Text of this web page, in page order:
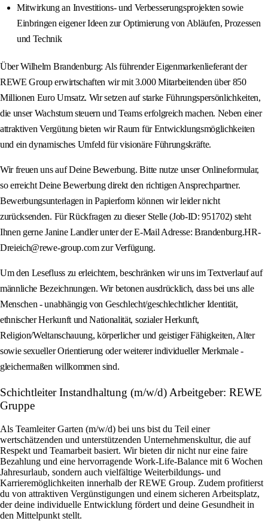
Mitwirkung an Investitions- und Verbesserungsprojekten sowie
Einbringen eigener Ideen zur Optimierung von Abläufen, Prozessen
und Technik
Über Wilhelm Brandenburg: Als führender Eigenmarkenlieferant der
REWE Group erwirtschaften wir mit 3.000 Mitarbeitenden über 850
Millionen Euro Umsatz. Wir setzen auf starke Führungspersönlichkeiten,
die unser Wachstum steuern und Teams erfolgreich machen. Neben einer
attraktiven Vergütung bieten wir Raum für Entwicklungsmöglichkeiten
und ein dynamisches Umfeld für visionäre Führungskräfte.
Wir freuen uns auf Deine Bewerbung. Bitte nutze unser Onlineformular,
so erreicht Deine Bewerbung direkt den richtigen Ansprechpartner.
Bewerbungsunterlagen in Papierform können wir leider nicht
zurücksenden. Für Rückfragen zu dieser Stelle (Job-ID: 951702) steht
Ihnen gerne Janine Landler unter der E-Mail Adresse: Brandenburg.HR-
Dreieich@rewe-group.com zur Verfügung.
Um den Lesefluss zu erleichtern, beschränken wir uns im Textverlauf auf
männliche Bezeichnungen. Wir betonen ausdrücklich, dass bei uns alle
Menschen - unabhängig von Geschlecht/geschlechtlicher Identität,
ethnischer Herkunft und Nationalität, sozialer Herkunft,
Religion/Weltanschauung, körperlicher und geistiger Fähigkeiten, Alter
sowie sexueller Orientierung oder weiterer individueller Merkmale -
gleichermaßen willkommen sind.
Schichtleiter Instandhaltung (m/w/d) Arbeitgeber: REWE
Gruppe
Als Teamleiter Garten (m/w/d) bei uns bist du Teil einer
wertschätzenden und unterstützenden Unternehmenskultur, die auf
Respekt und Teamarbeit basiert. Wir bieten dir nicht nur eine faire
Bezahlung und eine hervorragende Work-Life-Balance mit 6 Wochen
Jahresurlaub, sondern auch vielfältige Weiterbildungs- und
Karrieremöglichkeiten innerhalb der REWE Group. Zudem profitierst
du von attraktiven Vergünstigungen und einem sicheren Arbeitsplatz,
der deine individuelle Entwicklung fördert und deine Gesundheit in
den Mittelpunkt stellt.